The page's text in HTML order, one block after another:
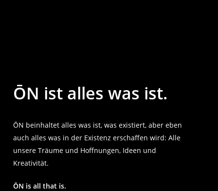
ŌN ist alles was ist.
ŌN beinhaltet alles was ist, was existiert, aber eben
auch alles was in der Existenz erschaffen wird: Alle
unsere Träume und Hoffnungen, Ideen und
Kreativität.
ŌN is all that is.